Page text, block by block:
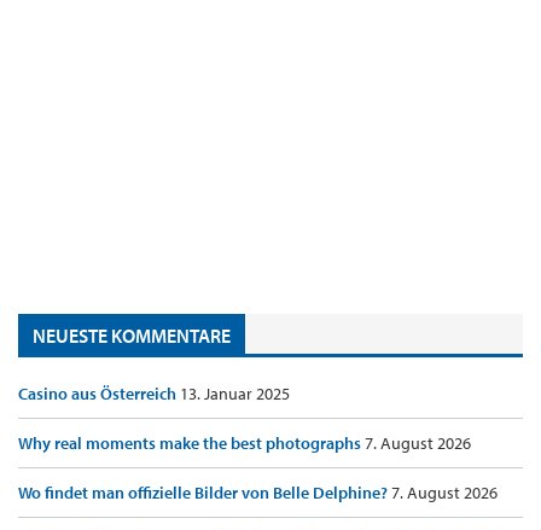
NEUESTE KOMMENTARE
Casino aus Österreich 13. Januar 2025
Why real moments make the best photographs7. August 2026
Wo findet man offizielle Bilder von Belle Delphine?7. August 2026